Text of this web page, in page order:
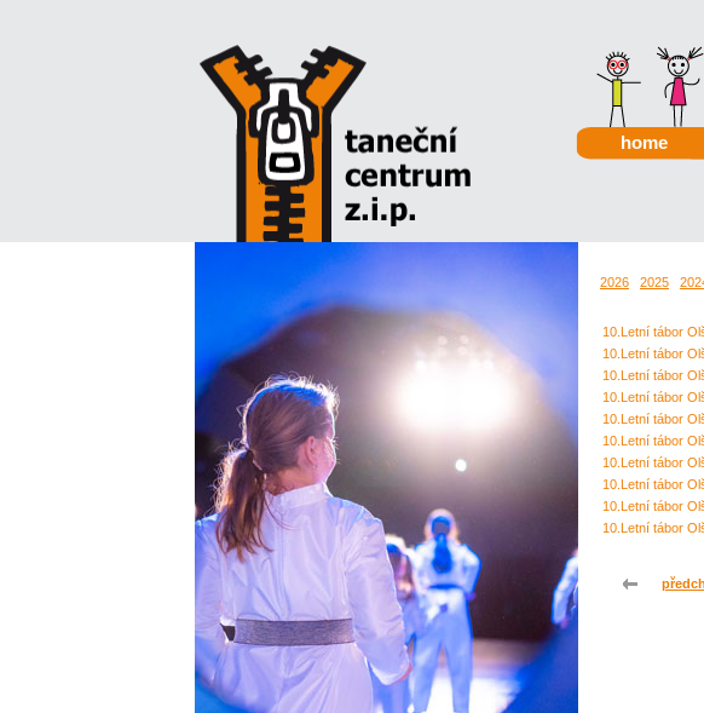
home
2026 2025
10.Letní tábor
10.Letní tábor
10.Letní tábor
10.Letní tábor
10.Letní tábor
10.Letní tábor
10.Letní tábor
10.Letní tábor
10.Letní tábor
10.Letní tábor